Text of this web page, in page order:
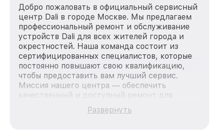
Добро пожаловать в официальный сервисный
центр Dali в городе Москве. Мы предлагаем
профессиональный ремонт и обслуживание
устройств Dali для всех жителей города и
окрестностей. Наша команда состоит из
сертифицированных специалистов, которые
постоянно повышают свою квалификацию,
чтобы предоставить вам лучший сервис.
Миссия нашего центра — обеспечить
качественный и доступный ремонт для
каждого пользователя продукции Dali, вне
зависимости от сложности поломки. Мы
Развернуть